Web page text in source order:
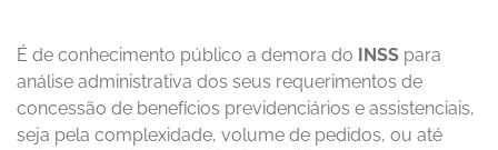
É de conhecimento público a demora do INSS para
análise administrativa dos seus requerimentos de
concessão de benefícios previdenciários e assistenciais,
seja pela complexidade, volume de pedidos, ou até